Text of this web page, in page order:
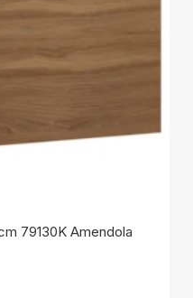
79130K Amendola